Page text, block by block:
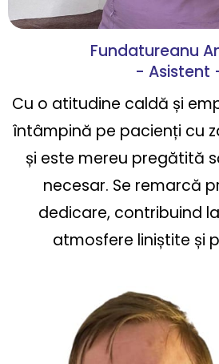
Fundatureanu
- Asistent
Cu o atitudine caldă și
întâmpină pe pacienți cu
și este mereu pregătită
necesar. Se remarcă
dedicare, contribuind
atmosfere liniștite și